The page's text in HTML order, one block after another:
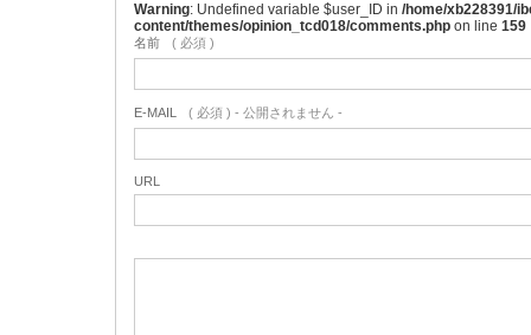
Warning : Undefined variable $user_ID in /home/xb228391/
content/themes/opinion_tcd018/comments.php on line 159
名前 ( 必須 )
E-MAIL ( 必須 ) - 公開されません -
URL